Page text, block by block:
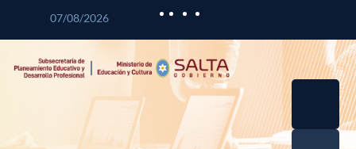
07/08/2026
Curricul